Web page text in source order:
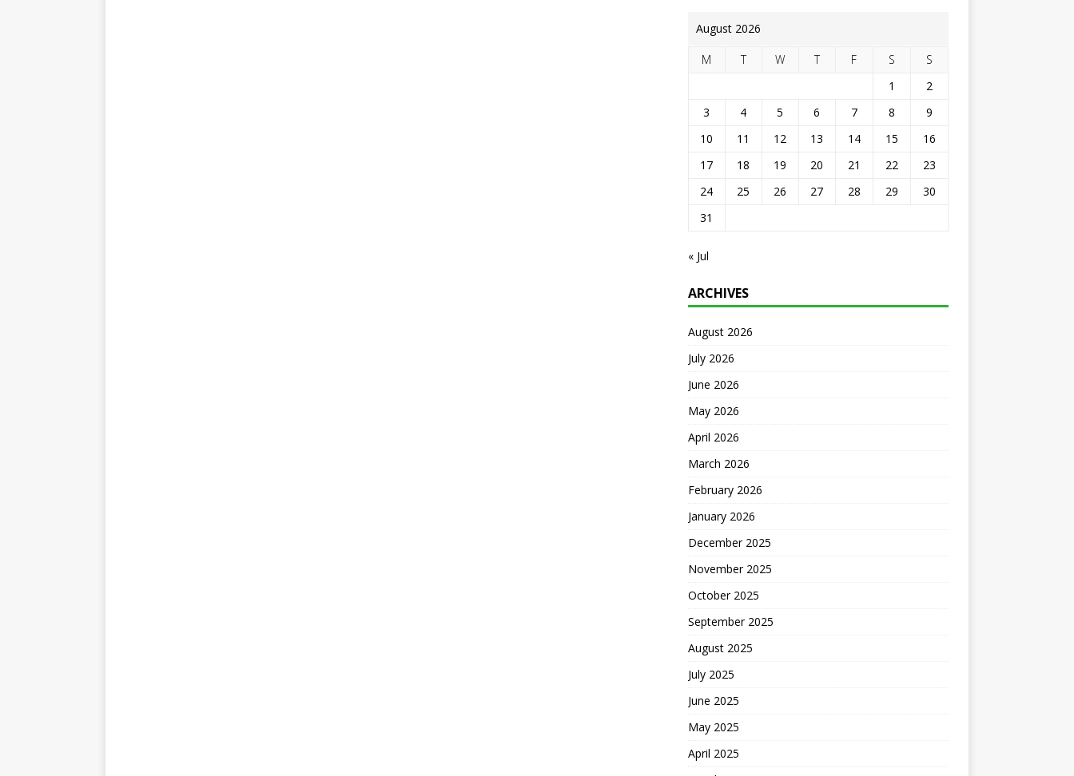
August 2026
M T W T F S
S
1
2
3
4 5 6 7 8
9
10
11 12 13 14 15
16
17
18 19 20 21 22
23
24
25 26 27 28 29
30
31
« Jul
ARCHIVES
August 2026
July 2026
June 2026
May 2026
April 2026
March 2026
February 2026
January 2026
December 2025
November 2025
October 2025
September 2025
August 2025
July 2025
June 2025
May 2025
April 2025